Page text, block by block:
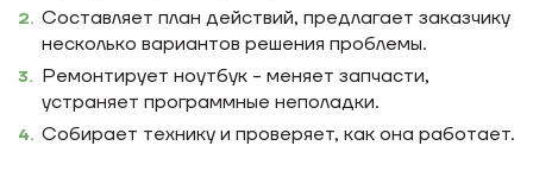
Составляет план действий, предлагает заказчику
несколько вариантов решения проблемы.
Ремонтирует ноутбук - меняет запчасти,
устраняет программные неполадки.
Собирает технику и проверяет, как она работает.